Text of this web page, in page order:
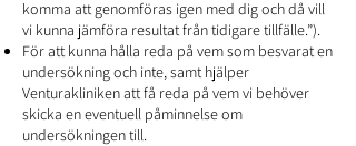
komma att genomföras igen med dig och då vill
vi kunna jämföra resultat från tidigare tillfälle.”).
För att kunna hålla reda på vem som besvarat en
undersökning och inte, samt hjälper
Venturakliniken att få reda på vem vi behöver
skicka en eventuell påminnelse om
undersökningen till.